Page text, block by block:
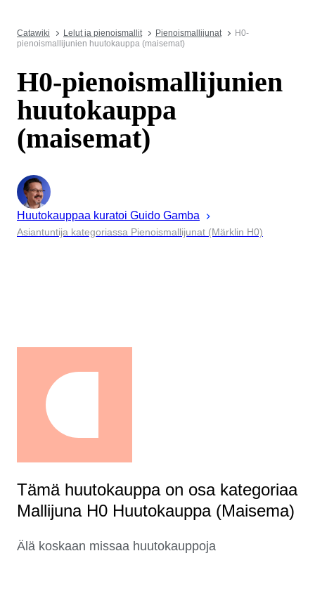
Catawiki Lelut ja pienoismallit Pienoismallijunat
H0-
pienoismallijunien huutokauppa (maisemat)
H0-pienoismallijunien
huutokauppa
(maisemat)
Huutokauppaa kuratoi Guido Gamba
Asiantuntija kategoriassa Pienoismallijunat (Märklin H0)
Tämä huutokauppa on osa kategoriaa
Mallijuna H0 Huutokauppa (Maisema)
Älä koskaan missaa huutokauppoja